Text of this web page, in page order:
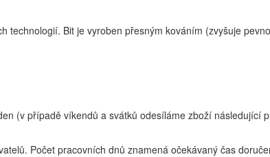
Bit je vyroben přesným kováním (zvyšuje
(v případě víkendů a svátků odesíláme zboží následující
Počet pracovních dnů znamená očekávaný čas